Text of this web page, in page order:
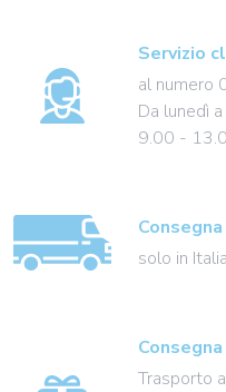
Servizio
al numero
Da lunedì
9.00 -
Consegna
solo in Italia
Trasporto